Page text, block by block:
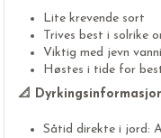
Lite krevende sort
Trives best i solrike
Viktig med jevn
Høstes i tide for
📐
Såtid direkte i jord: